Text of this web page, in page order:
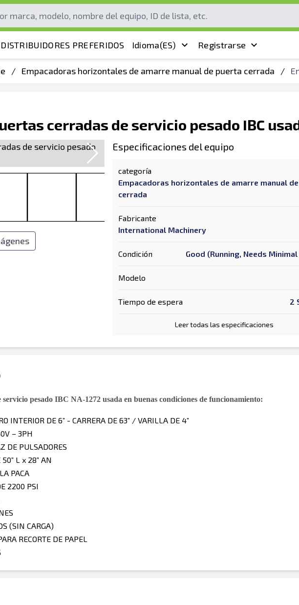
DISTRIBUIDORES PREFERIDOS Idioma(ES) Registrarse
/ Empacadoras horizontales de amarre manual de puerta cerrada /
cerradas de servicio pesado IBC
Especificaciones del equipo
categoría
Empacadoras horizontales de amarre manual
cerrada
Fabricante
International Machinery
Condición Good (Running, Needs
Modelo
Tiempo de espera 2
Leer todas las especificaciones
pesado IBC NA-1272 usada en buenas condiciones de funcionamiento:
INTERIOR DE 6” - CARRERA DE 63” / VARILLA DE 4”
– 3PH
DE PULSADORES
L x 28” AN
PACA
2200 PSI
(SIN CARGA)
RECORTE DE PAPEL